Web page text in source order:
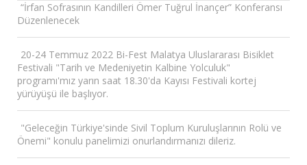
“İrfan Sofrasının Kandilleri Ömer Tuğrul İnançer” Konferansı
Düzenlenecek
20-24 Temmuz 2022 Bi-Fest Malatya Uluslararası Bisiklet
Festivali "Tarih ve Medeniyetin Kalbine Yolculuk"
programı'mız yarın saat 18.30'da Kayısı Festivali kortej
yürüyüşü ile başlıyor.
"Geleceğin Türkiye'sinde Sivil Toplum Kuruluşlarının Rolü ve
Önemi" konulu panelimizi onurlandırmanızı dileriz.